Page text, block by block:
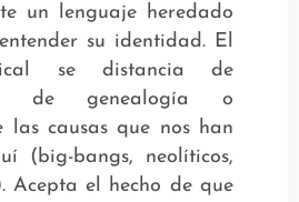
un lenguaje heredado
su identidad. El
se distancia de
de genealogía o
las causas que nos han
(big-bangs, neolíticos,
Acepta el hecho de que